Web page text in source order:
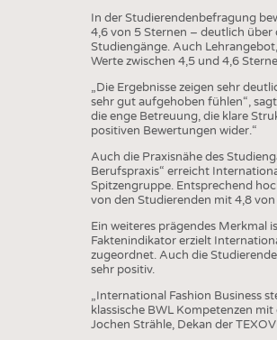
In der Studierendenbefragung
4,6 von 5 Sternen – deutlich
Studiengänge. Auch
Werte zwischen 4,5 und 4,6
„Die Ergebnisse zeigen sehr
sehr gut aufgehoben fühlen“,
die enge Betreuung, die klare
positiven Bewertungen wider.“
Auch die Praxisnähe des
Berufspraxis“ erreicht
Spitzengruppe. Entsprechend
von den Studierenden mit 4,8
Ein weiteres prägendes Merkmal
Faktenindikator erzielt
zugeordnet. Auch die
sehr positiv.
„International Fashion Business
klassische BWL Kompetenzen
Jochen Strähle, Dekan der